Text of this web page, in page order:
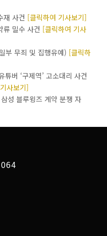
재 사건 [클릭하여 기사보기]
류 밀수 사건 [클릭하여 기사
부 무죄 및 집행유예) [클릭하
버 ‘구제역’ 고소대리 사건
사보기]
성 블루윙즈 계약 분쟁 자